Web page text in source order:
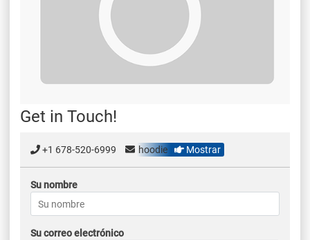
Get in Touch!
+1 678-520-6999 hoodie Mostrar
Su nombre
Su correo electrónico